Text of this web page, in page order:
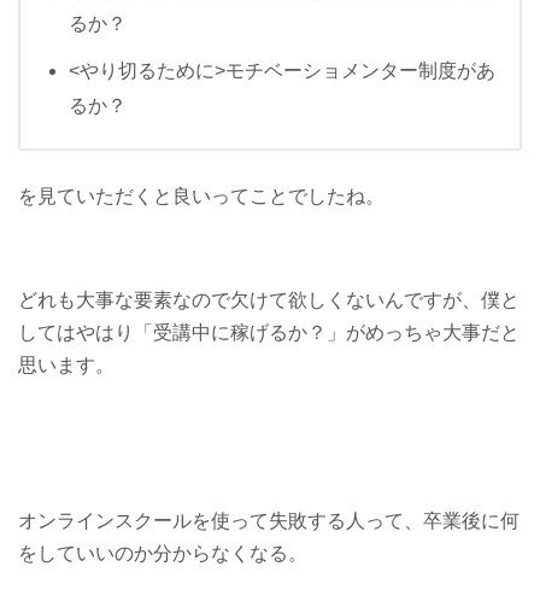
るか？
<やり切るために>モチベーショメンター制度があ
るか？
を見ていただくと良いってことでしたね。
どれも大事な要素なので欠けて欲しくないんですが、僕と
してはやはり「受講中に稼げるか？」がめっちゃ大事だと
思います。
オンラインスクールを使って失敗する人って、卒業後に何
をしていいのか分からなくなる。